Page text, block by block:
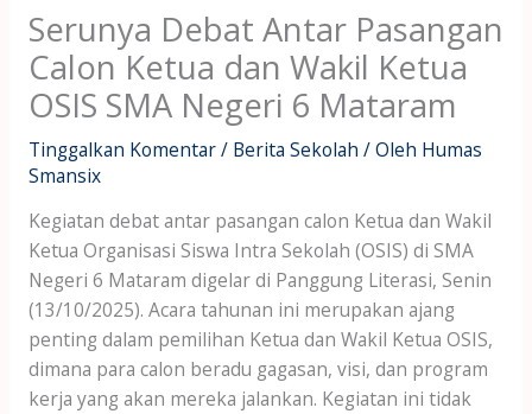
Serunya Debat Antar Pasangan
Calon Ketua dan Wakil Ketua
OSIS SMA Negeri 6 Mataram
Tinggalkan Komentar/ Berita Sekolah / Oleh Humas
Smansix
Kegiatan debat antar pasangan calon Ketua dan Wakil
Ketua Organisasi Siswa Intra Sekolah (OSIS) di SMA
Negeri 6 Mataram digelar di Panggung Literasi, Senin
(13/10/2025). Acara tahunan ini merupakan ajang
penting dalam pemilihan Ketua dan Wakil Ketua OSIS,
dimana para calon beradu gagasan, visi, dan program
kerja yang akan mereka jalankan. Kegiatan ini tidak